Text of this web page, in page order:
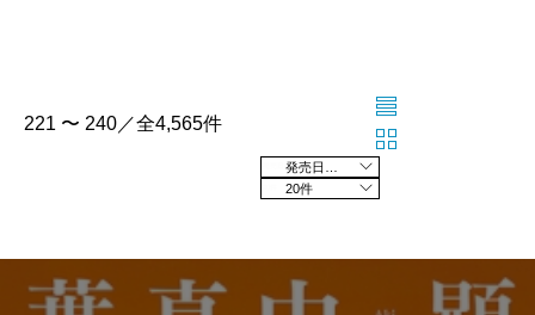
221 〜 240／全4,565件
20件